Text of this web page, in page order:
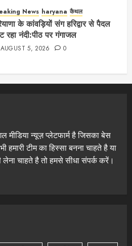
News haryana कैथल
के कांवड़ियों संग हरिद्वार से पैदल
रहा नंदी:पीठ पर गंगाजल
AUGUST 5, 2026 0
मीडिया न्यूज़ प्लेटफार्म है जिसका बेस
टीम का हिस्सा बनना चाहते है या
लेना चाहते है तो हमसे सीधा संपर्क करें।